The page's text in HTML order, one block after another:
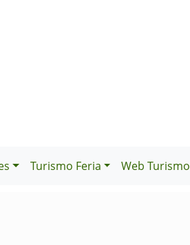
Turismo Feria Web Turismo